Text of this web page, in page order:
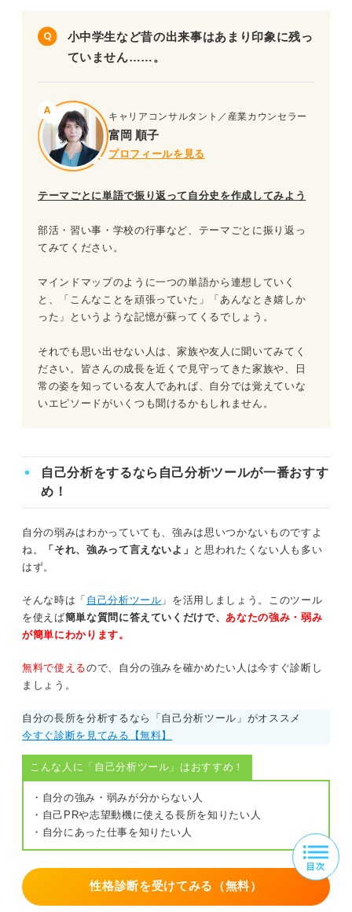
小中学生など昔の出来事はあまり印象に残っ
ていません……。
キャリアコンサルタント／産業カウンセラー
富岡 順子
プロフィールを見る
テーマごとに単語で振り返って自分史を作成してみよう
部活・習い事・学校の行事など、テーマごとに振り返っ
てみてください。
マインドマップのように一つの単語から連想していく
と、「こんなことを頑張っていた」「あんなとき嬉しか
った」というような記憶が蘇ってくるでしょう。
それでも思い出せない人は、家族や友人に聞いてみてく
ださい。皆さんの成長を近くで見守ってきた家族や、日
常の姿を知っている友人であれば、自分では覚えていな
いエピソードがいくつも聞けるかもしれません。
自己分析をするなら自己分析ツールが一番おすす
め！
自分の弱みはわかっていても、強みは思いつかないものですよ
ね。
「それ、強みって言えないよ」 と思われたくない人も多い
はず。
そんな時は「 自己分析ツール 」を活用しましょう。このツール
を使えば簡単な質問に答えていくだけで、 あなたの強み・弱み
が簡単にわかります。
無料で使えるので、自分の強みを確かめたい人は今すぐ診断し
ましょう。
自分の長所を分析するなら「自己分析ツール」がオススメ
今すぐ診断を見てみる【無料】
こんな人に「自己分析ツール」はおすすめ！
・自分の強み・弱みが分からない人
・自己PRや志望動機に使える長所を知りたい人
・自分にあった仕事を知りたい人
性格診断を受けてみる（無料）